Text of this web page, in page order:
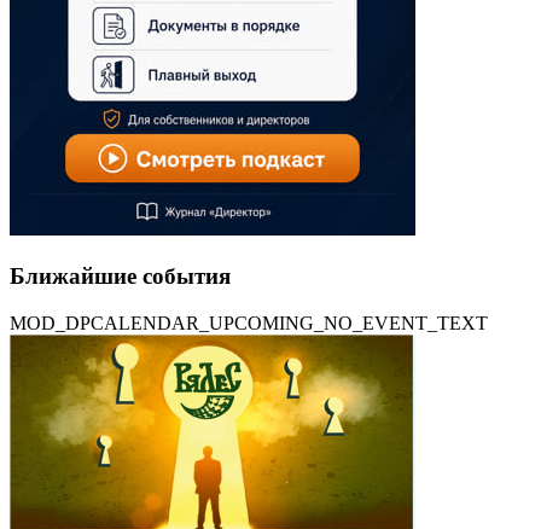
Ближайшие события
MOD_DPCALENDAR_UPCOMING_NO_EVENT_TEXT